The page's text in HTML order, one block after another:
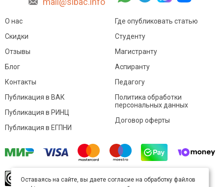
О нас
Скидки
Отзывы
Блог
Контакты
Где опубликовать статью
Студенту
Магистранту
Аспиранту
Педагогу
Публикация в ВАК
Публикация в РИНЦ
Публикация в ЕГПНИ
Политика обработки
персональных данных
Договор оферты
произведение доступно полицензии Creative
Оставаясь на сайте, вы даете согласие на обработку файлов